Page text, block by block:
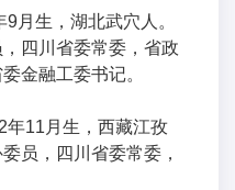
月生，湖北武穴人。
四川省委常委，省政
金融工委书记。
年11月生，西藏江孜
员，四川省委常委，